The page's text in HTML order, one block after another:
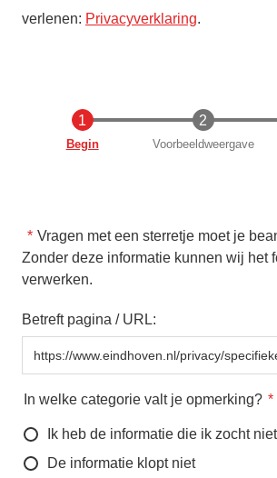
verlenen: Privacyverklaring.
Huidige
Begin Voorbeeldweergave
Vragen met een sterretje moet je
Zonder deze informatie kunnen wij het
verwerken.
Betreft pagina / URL:
In welke categorie valt je opmerking?
Ik heb de informatie die ik zocht
De informatie klopt niet